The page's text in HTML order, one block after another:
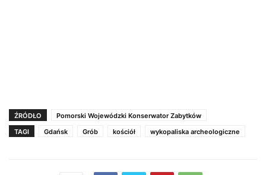
ŹRÓDŁO
Pomorski Wojewódzki Konserwator Zabytków
TAGI
Gdańsk Grób kościół wykopaliska archeologiczne